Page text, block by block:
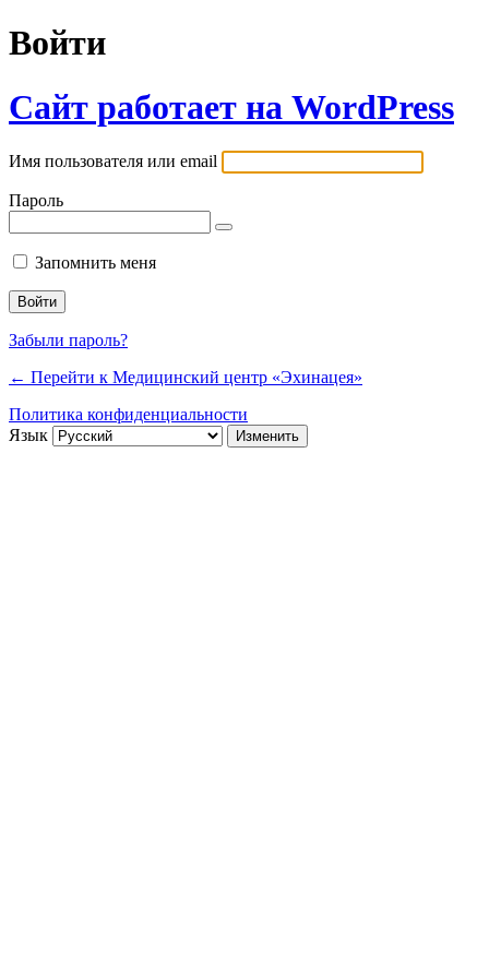
Войти
Сайт работает на WordPress
Имя пользователя или email
Пароль
Запомнить меня
Забыли пароль?
← Перейти к Медицинский центр «Эхинацея»
Политика конфиденциальности
Язык